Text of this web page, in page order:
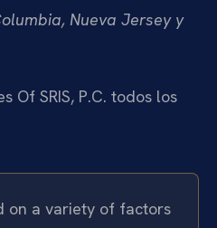
Nueva Jersey y
Of SRIS, P.C. todos los
on a variety of factors